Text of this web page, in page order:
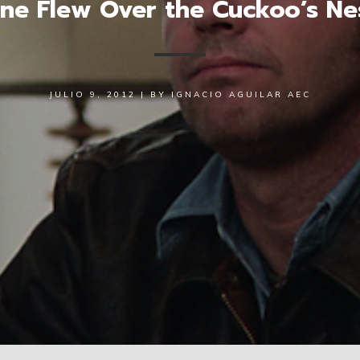
Flew Over the Cuckoo’s
JULIO 9, 2012| BYIGNACIO AGUILAR AEC